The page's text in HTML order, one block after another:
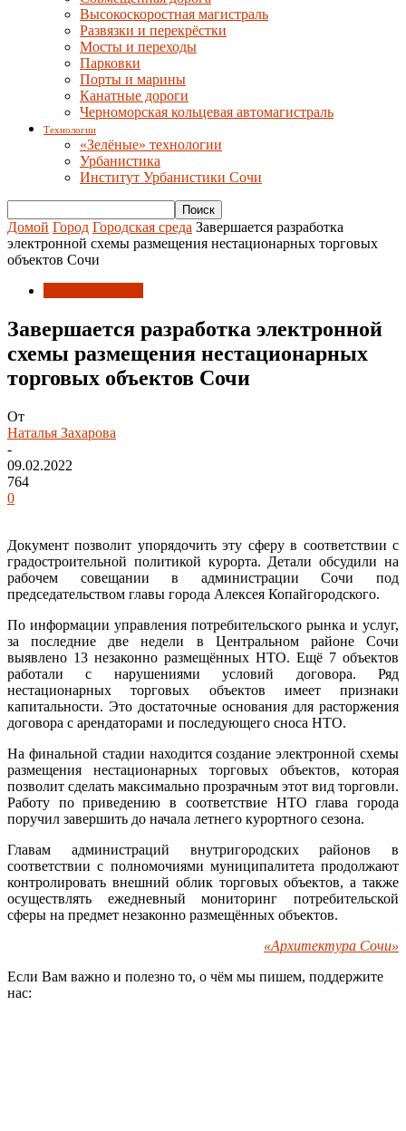
Высокоскоростная магистраль
Развязки и перекрёстки
Мосты и переходы
Парковки
Порты и марины
Канатные дороги
Черноморская кольцевая автомагистраль
Технологии
«Зелёные» технологии
Урбанистика
Институт Урбанистики Сочи
Домой Город Городская среда Завершается разработка
электронной схемы размещения нестационарных торговых
объектов Сочи
Завершается разработка электронной
схемы размещения нестационарных
торговых объектов Сочи
От
Наталья Захарова
-
09.02.2022
764
0
Документ позволит упорядочить эту сферу в соответствии с
градостроительной политикой курорта. Детали обсудили на
рабочем совещании в администрации Сочи под
председательством главы города Алексея Копайгородского.
По информации управления потребительского рынка и услуг,
за последние две недели в Центральном районе Сочи
выявлено 13 незаконно размещённых НТО. Ещё 7 объектов
работали с нарушениями условий договора. Ряд
нестационарных торговых объектов имеет признаки
капитальности. Это достаточные основания для расторжения
договора с арендаторами и последующего сноса НТО.
На финальной стадии находится создание электронной схемы
размещения нестационарных торговых объектов, которая
позволит сделать максимально прозрачным этот вид торговли.
Работу по приведению в соответствие НТО глава города
поручил завершить до начала летнего курортного сезона.
Главам администраций внутригородских районов в
соответствии с полномочиями муниципалитета продолжают
контролировать внешний облик торговых объектов, а также
осуществлять ежедневный мониторинг потребительской
сферы на предмет незаконно размещённых объектов.
«Архитектура Сочи»
Если Вам важно и полезно то, о чём мы пишем, поддержите
нас: